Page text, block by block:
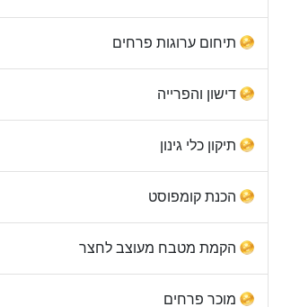
תיחום ערוגות פרחים
דישון והפרייה
תיקון כלי גינון
הכנת קומפוסט
הקמת מטבח מעוצב לחצר
מוכר פרחים